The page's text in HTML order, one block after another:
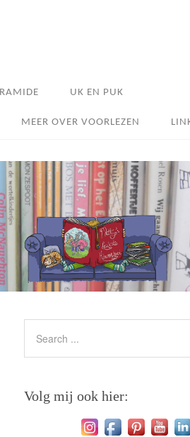
UK EN PUK
MEER OVER VOORLEZEN
Volg mij ook hier: